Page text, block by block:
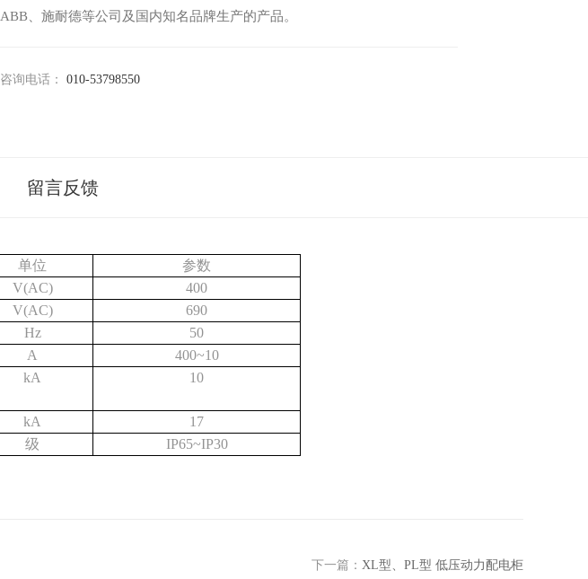
ABB、施耐德等公司及国内知名品牌生产的产品。
咨询电话： 010-53798550
留言反馈
单位
参数
V(AC)
400
V(AC)
690
Hz 50
A
400~10
kA 10
kA
17
级 IP65~IP30
下一篇： XL型、PL型 低压动力配电柜